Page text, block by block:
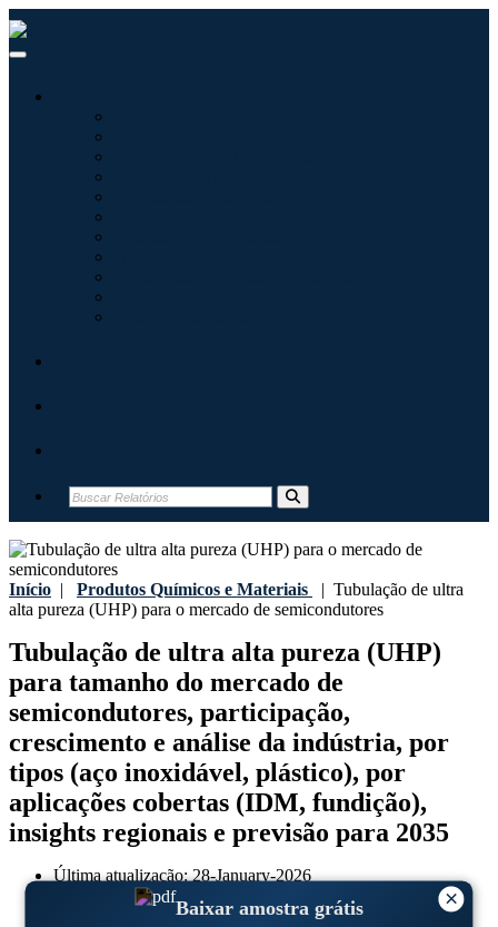
Início | Produtos Químicos e Materiais | Tubulação de ultra
alta pureza (UHP) para o mercado de semicondutores
Tubulação de ultra alta pureza (UHP)
para tamanho do mercado de
semicondutores, participação,
crescimento e análise da indústria, por
tipos (aço inoxidável, plástico), por
aplicações cobertas (IDM, fundição),
insights regionais e previsão para 2035
Última atualização:28-January-2026
2025
Dados históricos:2021 - 2024
×
Baixar amostra grátis